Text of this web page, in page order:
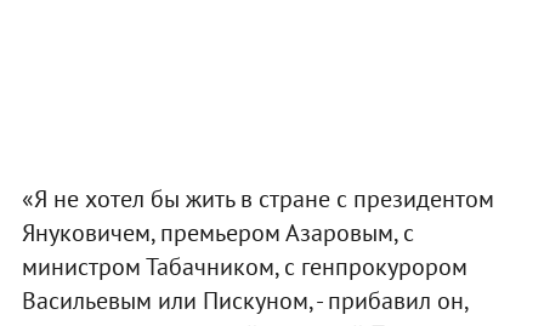
«Я не хотел бы жить в стране с президентом
Януковичем, премьером Азаровым, с
министром Табачником, с генпрокурором
Васильевым или Пискуном, - прибавил он,